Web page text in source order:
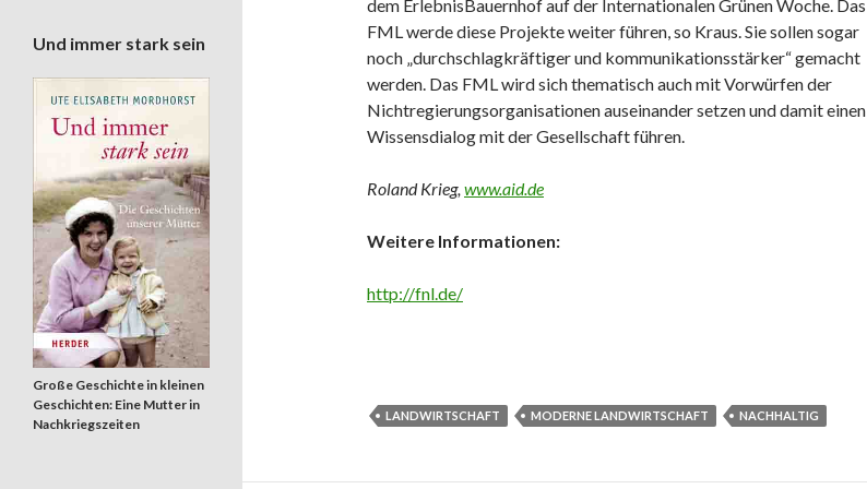
dem ErlebnisBauernhof auf der Internationalen Grünen Woche. Das
FML werde diese Projekte weiter führen, so Kraus. Sie sollen sogar
noch „durchschlagkräftiger und kommunikationsstärker“ gemacht
werden. Das FML wird sich thematisch auch mit Vorwürfen der
Nichtregierungsorganisationen auseinander setzen und damit einen
Wissensdialog mit der Gesellschaft führen.
Roland Krieg, www.aid.de
Weitere Informationen:
http://fnl.de/
LANDWIRTSCHAFT MODERNE LANDWIRTSCHAFT NACHHALTIG
Und immer stark sein
Große Geschichte in kleinen
Geschichten: Eine Mutter in
Nachkriegszeiten